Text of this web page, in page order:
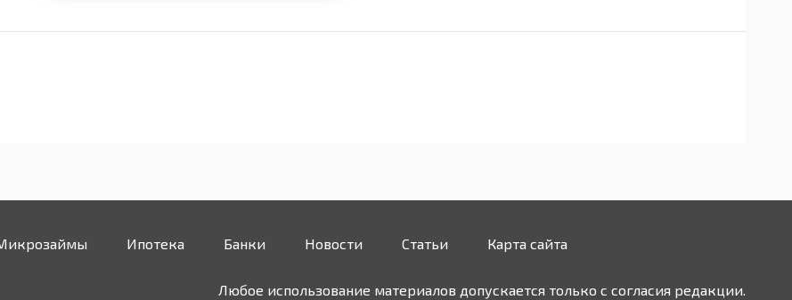
Ипотека Банки Новости Статьи Карта сайта
Любое использование материалов допускается только с согласия редакции.